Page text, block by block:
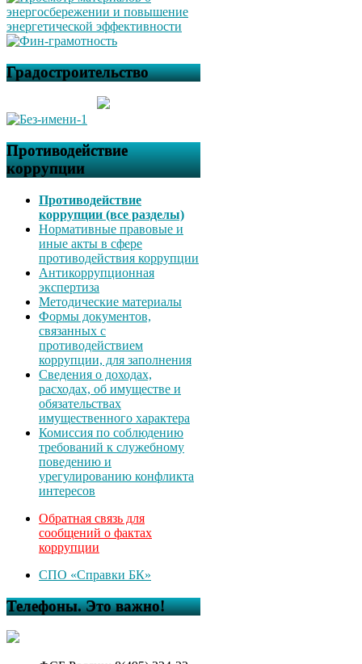
Градостроительство
Противодействие
коррупции
Противодействие
коррупции (все разделы)
Нормативные правовые и
иные акты в сфере
противодействия коррупции
Антикоррупционная
экспертиза
Методические материалы
Формы документов,
связанных с
противодействием
коррупции, для заполнения
Сведения о доходах,
расходах, об имуществе и
обязательствах
имущественного характера
Комиссия по соблюдению
требований к служебному
поведению и
урегулированию конфликта
интересов
Обратная связь для
сообщений о фактах
коррупции
СПО «Справки БК»
Телефоны. Это важно!